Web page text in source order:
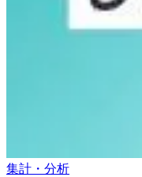
集計・分析